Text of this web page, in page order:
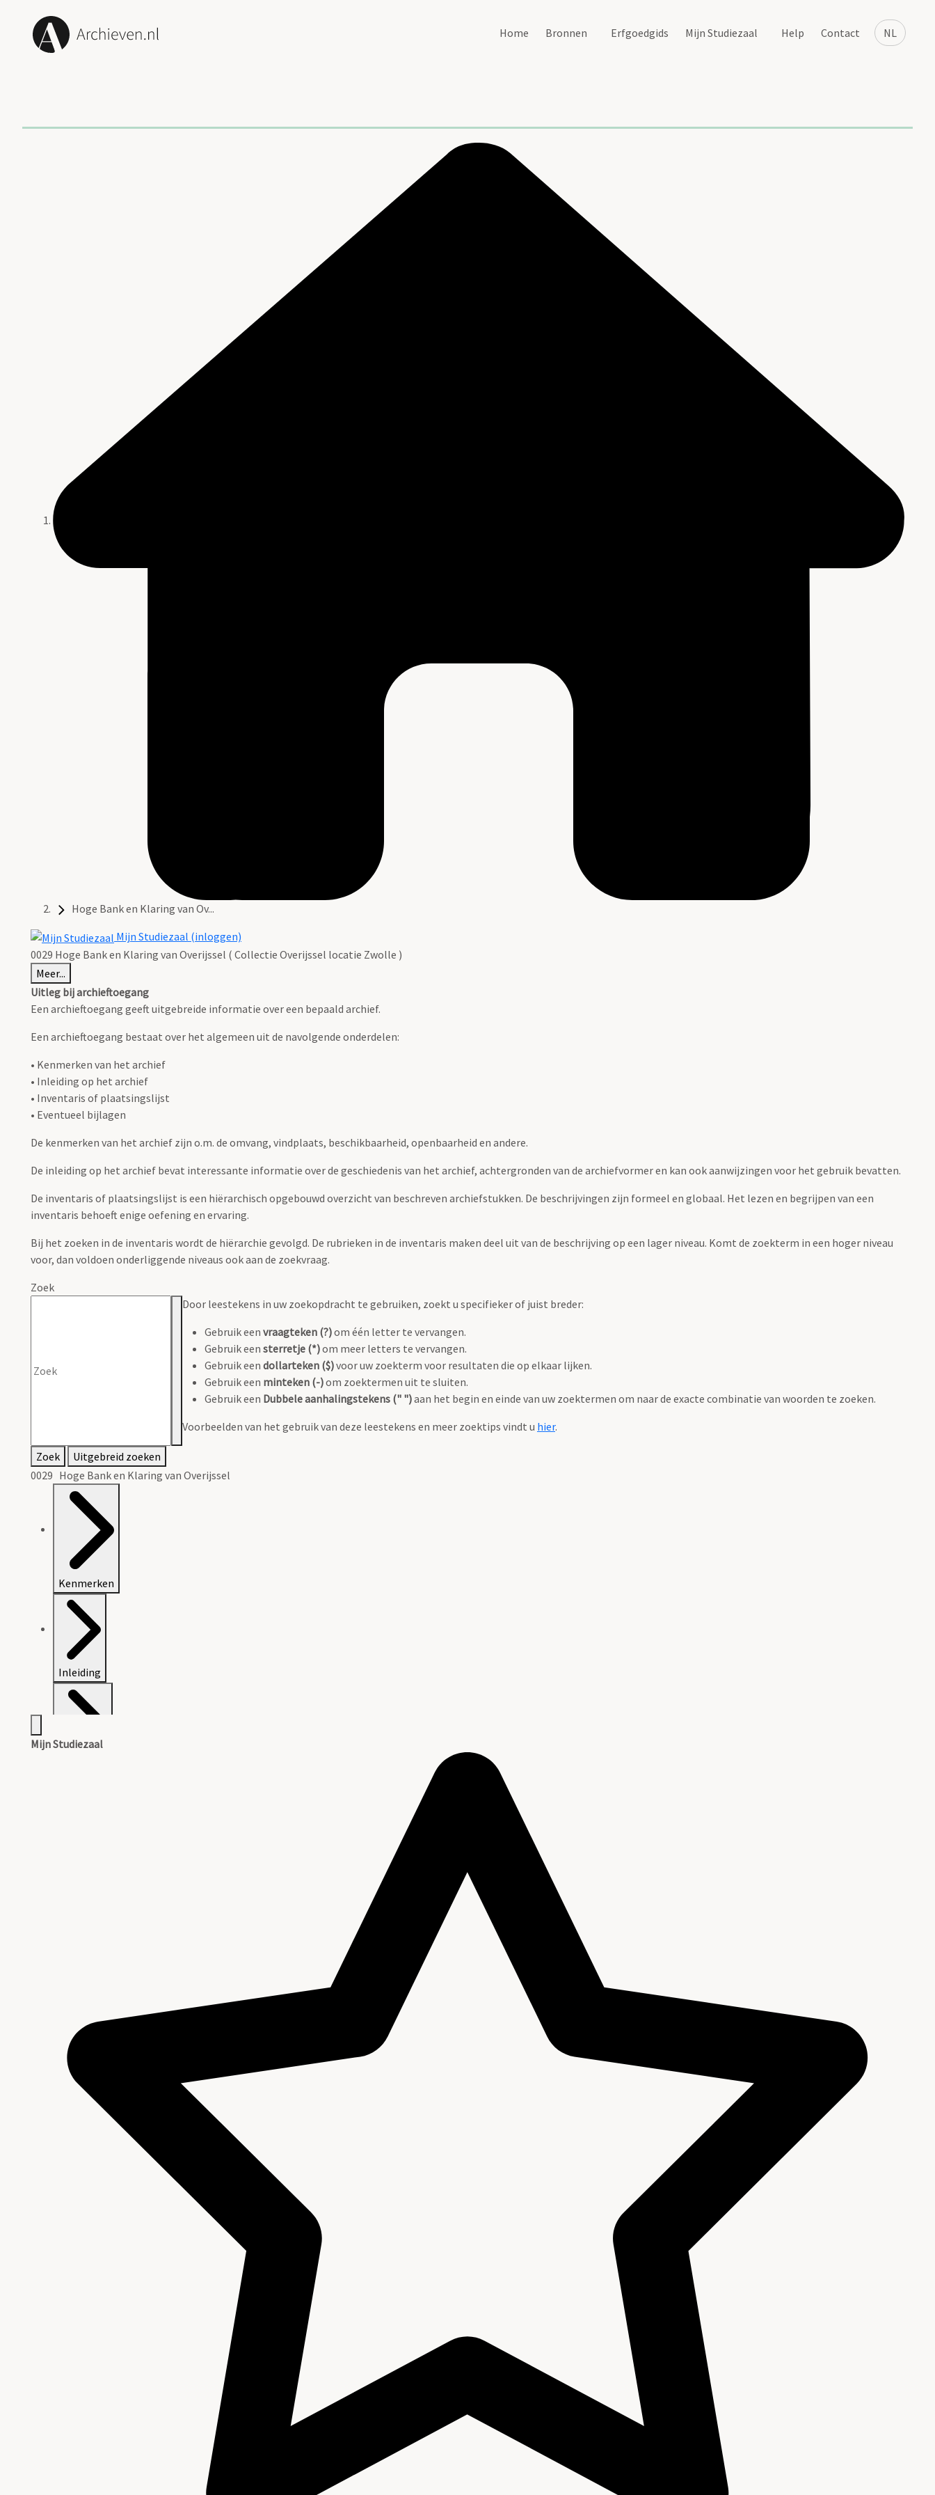
NL
Home Bronnen Erfgoedgids Mijn Studiezaal Help Contact
Hoge Bank en Klaring van Ov...
Mijn Studiezaal (inloggen)
0029 Hoge Bank en Klaring van Overijssel ( Collectie Overijssel locatie Zwolle )
Meer...
Uitleg bij archieftoegang
Een archieftoegang geeft uitgebreide informatie over een bepaald archief.
Een archieftoegang bestaat over het algemeen uit de navolgende onderdelen:
• Kenmerken van het archief
• Inleiding op het archief
• Inventaris of plaatsingslijst
• Eventueel bijlagen
De kenmerken van het archief zijn o.m. de omvang, vindplaats, beschikbaarheid, openbaarheid en andere.
De inleiding op het archief bevat interessante informatie over de geschiedenis van het archief, achtergronden van de archiefvormer en kan ook aanwijzingen voor het gebruik bevatten.
De inventaris of plaatsingslijst is een hiërarchisch opgebouwd overzicht van beschreven archiefstukken. De beschrijvingen zijn formeel en globaal. Het lezen en begrijpen van een
inventaris behoeft enige oefening en ervaring.
Bij het zoeken in de inventaris wordt de hiërarchie gevolgd. De rubrieken in de inventaris maken deel uit van de beschrijving op een lager niveau. Komt de zoekterm in een hoger niveau
voor, dan voldoen onderliggende niveaus ook aan de zoekvraag.
Zoek
Door leestekens in uw zoekopdracht te gebruiken, zoekt u specifieker of juist breder:
Gebruik een vraagteken (?)om één letter te vervangen.
Gebruik een sterretje (*)om meer letters te vervangen.
Gebruik een dollarteken ($)voor uw zoekterm voor resultaten die op elkaar lijken.
Gebruik een minteken (-)om zoektermen uit te sluiten.
Gebruik een Dubbele aanhalingstekens (" ")aan het begin en einde van uw zoektermen om naar de exacte combinatie van woorden te zoeken.
Voorbeelden van het gebruik van deze leestekens en meer zoektips vindt u hier.
Zoek
Uitgebreid zoeken
0029 Hoge Bank en Klaring van Overijssel
Kenmerken
Inleiding
Mijn Studiezaal